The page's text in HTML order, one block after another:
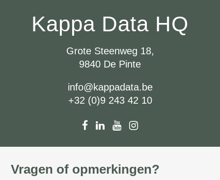
Kappa Data HQ
Grote Steenweg 18,
9840 De Pinte
info@kappadata.be
+32 (0)9 243 42 10
Vragen of opmerkingen?